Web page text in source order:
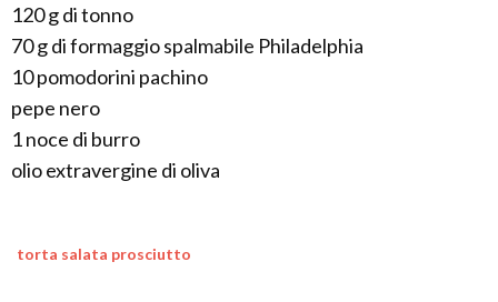
120 g di tonno
70 g di formaggio spalmabile Philadelphia
10 pomodorini pachino
pepe nero
1 noce di burro
olio extravergine di oliva
torta salata prosciutto